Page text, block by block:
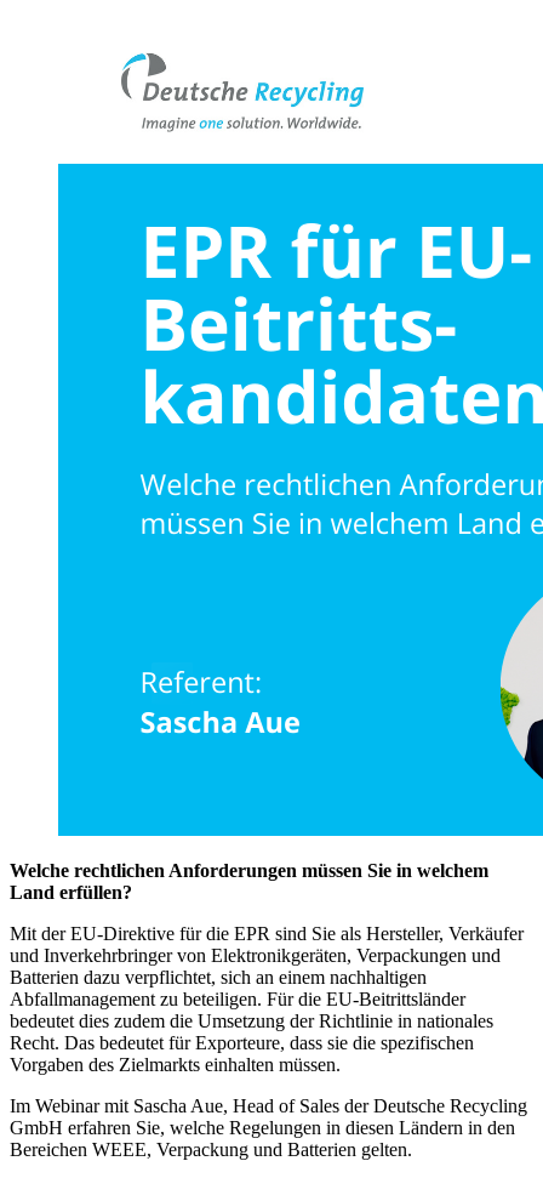
Welche rechtlichen Anforderungen müssen Sie in welchem
Land erfüllen?
Mit der EU-Direktive für die EPR sind Sie als Hersteller, Verkäufer
und Inverkehrbringer von Elektronikgeräten, Verpackungen und
Batterien dazu verpflichtet, sich an einem nachhaltigen
Abfallmanagement zu beteiligen. Für die EU-Beitrittsländer
bedeutet dies zudem die Umsetzung der Richtlinie in nationales
Recht. Das bedeutet für Exporteure, dass sie die spezifischen
Vorgaben des Zielmarkts einhalten müssen.
Im Webinar mit Sascha Aue, Head of Sales der Deutsche Recycling
GmbH erfahren Sie, welche Regelungen in diesen Ländern in den
Bereichen WEEE, Verpackung und Batterien gelten.